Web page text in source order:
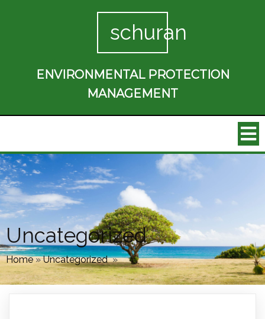
schuran
ENVIRONMENTAL PROTECTION
MANAGEMENT
Uncategorized
Home»Uncategorized »